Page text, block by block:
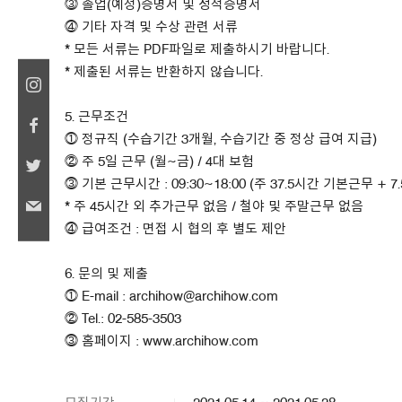
⓷ 졸업(예정)증명서 및 성적증명서
⓸ 기타 자격 및 수상 관련 서류
* 모든 서류는 PDF파일로 제출하시기 바랍니다.
* 제출된 서류는 반환하지 않습니다.
5. 근무조건
⓵ 정규직 (수습기간 3개월, 수습기간 중 정상 급여 지급)
⓶ 주 5일 근무 (월~금) / 4대 보험
⓷ 기본 근무시간 : 09:30~18:00 (주 37.5시간 기본근무 +
* 주 45시간 외 추가근무 없음 / 철야 및 주말근무 없음
⓸ 급여조건 : 면접 시 협의 후 별도 제안
6. 문의 및 제출
⓵ E-mail : archihow@archihow.com
⓶ Tel.: 02-585-3503
⓷ 홈페이지 : www.archihow.com